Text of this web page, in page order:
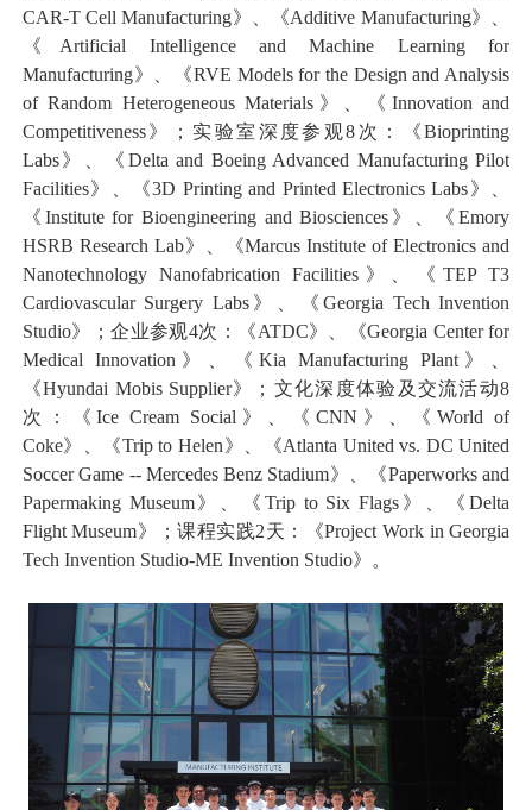
CAR-T Cell Manufacturing》、《Additive Manufacturing》、
《 Artificial Intelligence and Machine Learning for
Manufacturing》、《RVE Models for the Design and Analysis
of Random Heterogeneous Materials 》、《 Innovation and
Competitiveness》；实验室深度参观8 次：《Bioprinting
Labs》、《 Delta and Boeing Advanced Manufacturing Pilot
Facilities》、《3D Printing and Printed Electronics Labs》、
《 Institute for Bioengineering and Biosciences 》、《Emory
HSRB Research Lab》、《Marcus Institute of Electronics and
Nanotechnology Nanofabrication Facilities》、《TEP T3
Cardiovascular Surgery Labs》、《Georgia Tech Invention
Studio》；企业参观4次：《ATDC》、《Georgia Center for
Medical Innovation 》、《Kia Manufacturing Plant》、
《Hyundai Mobis Supplier》；文化深度体验及交流活动8
次：《Ice Cream Social 》、《CNN 》、《World of
Coke》、《Trip to Helen》、《Atlanta United vs. DC United
Soccer Game -- Mercedes Benz Stadium》、《Paperworks and
Papermaking Museum》、《 Trip to Six Flags 》、《Delta
Flight Museum》；课程实践2天：《Project Work in Georgia
Tech Invention Studio-ME Invention Studio》。